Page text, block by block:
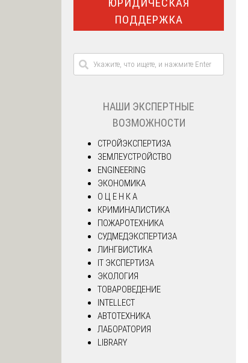
ПОДДЕРЖКА
НАШИ ЭКСПЕРТНЫЕ
ВОЗМОЖНОСТИ
СТРОЙЭКСПЕРТИЗА
ЗЕМЛЕУСТРОЙСТВО
ENGINEERING
ЭКОНОМИКА
О Ц Е Н К А
КРИМИНАЛИСТИКА
ПОЖАРОТЕХНИКА
СУДМЕДЭКСПЕРТИЗА
ЛИНГВИСТИКА
IT ЭКСПЕРТИЗА
ЭКОЛОГИЯ
ТОВАРОВЕДЕНИЕ
INTELLECT
АВТОТЕХНИКА
ЛАБОРАТОРИЯ
LIBRARY